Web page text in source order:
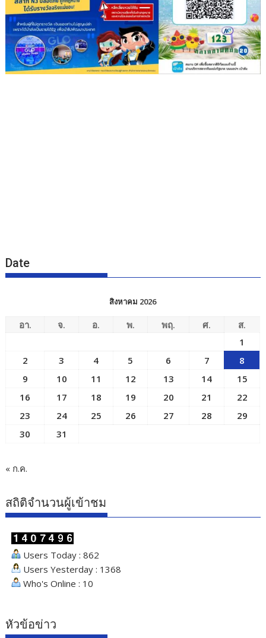
Date
สิงหาคม 2026
อา. จ. อ. พ. พฤ. ศ.
ส.
1
2
3 4 5 6 7
8
9
10 11 12 13 14
15
16
17 18 19 20 21
22
23
24 25 26 27 28
29
30
31
« ก.ค.
สถิติจำนวนผู้เข้าชม
Users Today : 862
Users Yesterday : 1368
Who's Online : 10
หัวข้อข่าว